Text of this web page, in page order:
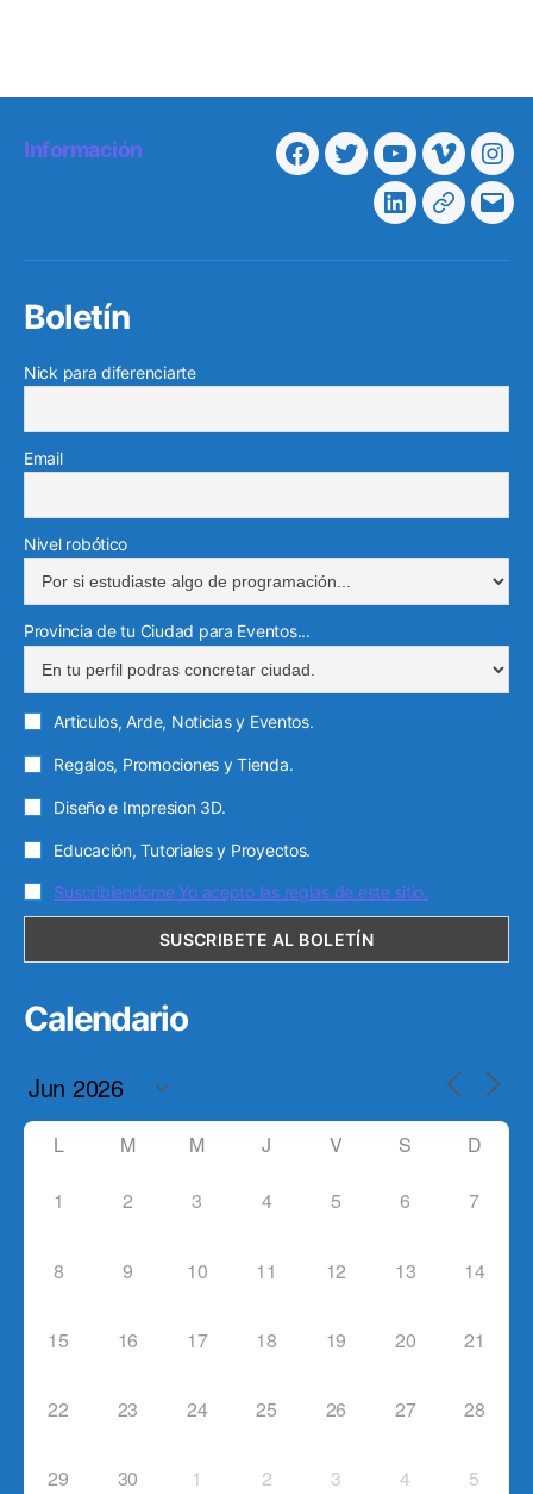
Información
Facebook
TwitterYoutubeVimeo
LinkedinTelegram
Boletín
Nick para diferenciarte
Email
Nivel robótico
Provincia de tu Ciudad para Eventos...
Articulos, Arde, Noticias y Eventos.
Regalos, Promociones y Tienda.
Diseño e Impresion 3D.
Educación, Tutoriales y Proyectos.
Suscribiendome Yo acepto las reglas de este sitio.
Calendario
L M M J V S D
1 2 3 4 5 6 7
8 9 10 11 12 13 14
15 16 17 18 19 20 21
22 23 24 25 26 27 28
29 30 1 2 3 4 5